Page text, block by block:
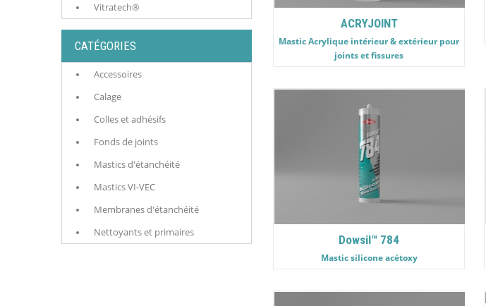
Vitratech®
CATÉGORIES
Accessoires
Calage
Colles et adhésifs
Fonds de joints
Mastics d'étanchéité
Mastics VI-VEC
Membranes d'étanchéité
Nettoyants et primaires
ACRYJOINT
Mastic Acrylique intérieur & extérieur pour
joints et fissures
Dowsil™ 784
Mastic silicone acétoxy